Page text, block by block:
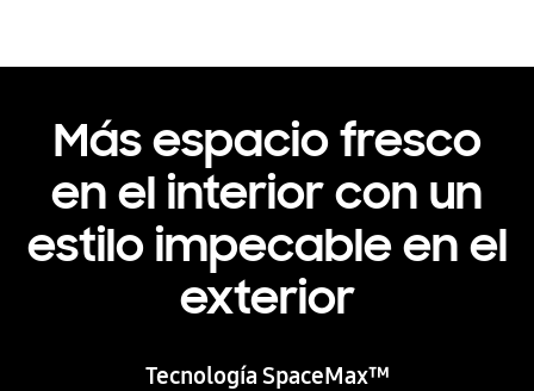
Más espacio fresco
en el interior con un
estilo impecable en el
exterior
Tecnología SpaceMax™